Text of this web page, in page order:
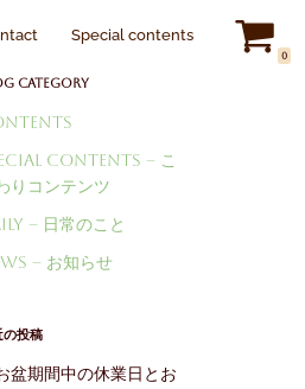
contents Japanese
0
Category
Contents – こ
りコンテンツ
– 日常のこと
– お知らせ
の投稿
盆期間中の休業日とお